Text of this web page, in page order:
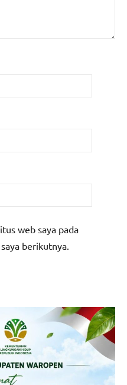
web saya pada
berikutnya.